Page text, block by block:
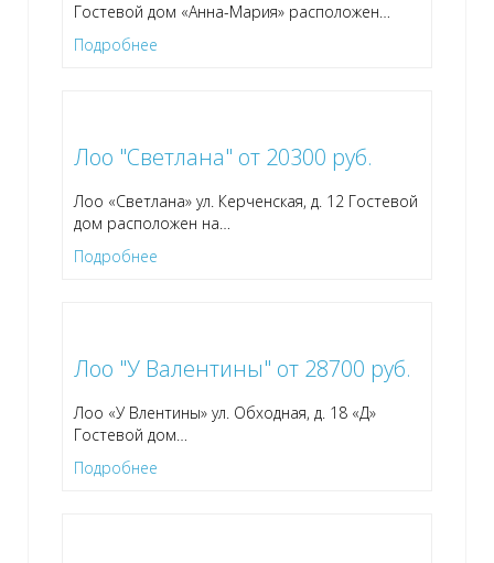
Гостевой дом «Анна-Мария» расположен…
Подробнее
Лоо "Светлана" от 20300 руб.
Лоо «Светлана» ул. Керченская, д. 12 Гостевой
дом расположен на…
Подробнее
Лоо "У Валентины" от 28700 руб.
Лоо «У Влентины» ул. Обходная, д. 18 «Д»
Гостевой дом…
Подробнее